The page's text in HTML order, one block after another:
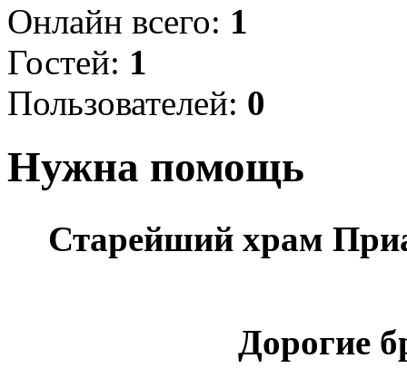
Онлайн всего: 1
Гостей: 1
Пользователей: 0
Нужна помощь
Старейший храм
Дорогие